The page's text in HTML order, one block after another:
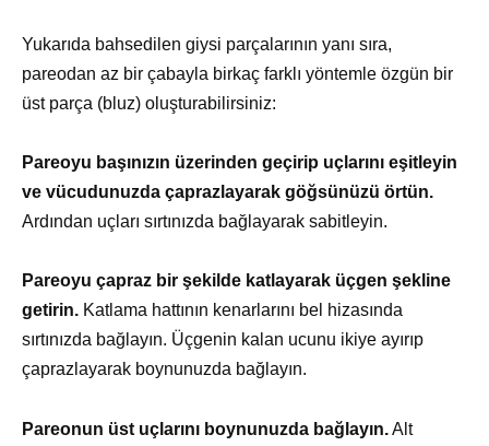
Yukarıda bahsedilen giysi parçalarının yanı sıra,
pareodan az bir çabayla birkaç farklı yöntemle özgün bir
üst parça (bluz) oluşturabilirsiniz:
Pareoyu başınızın üzerinden geçirip uçlarını eşitleyin
ve vücudunuzda çaprazlayarak göğsünüzü örtün.
Ardından uçları sırtınızda bağlayarak sabitleyin.
Pareoyu çapraz bir şekilde katlayarak üçgen şekline
getirin. Katlama hattının kenarlarını bel hizasında
sırtınızda bağlayın. Üçgenin kalan ucunu ikiye ayırıp
çaprazlayarak boynunuzda bağlayın.
Pareonun üst uçlarını boynunuzda bağlayın.Alt